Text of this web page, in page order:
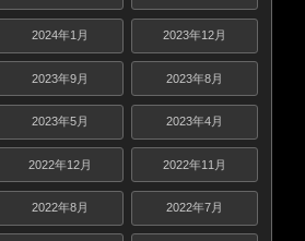
2024年1月 2023年12月
2023年9月 2023年8月
2023年5月 2023年4月
2022年12月 2022年11月
2022年8月 2022年7月